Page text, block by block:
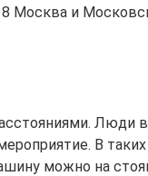
Москва и
Люди
В
можно на